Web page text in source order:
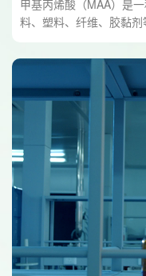
甲基丙烯酸（MAA）是
料、塑料、纤维、胶黏